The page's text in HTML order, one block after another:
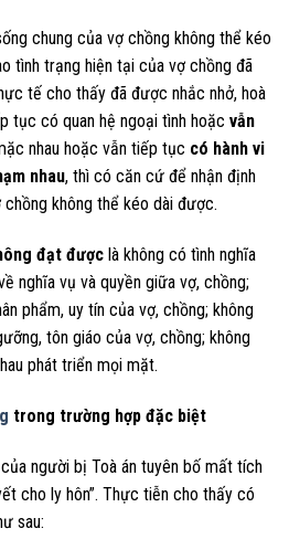
chung của vợ chồng không thể kéo
tình trạng hiện tại của vợ chồng đã
tế cho thấy đã được nhắc nhở, hoà
tục có quan hệ ngoại tình hoặc vẫn
nhau hoặc vẫn tiếp tục có hành vi
nhau, thì có căn cứ để nhận định
không thể kéo dài được.
đạt được là không có tình nghĩa
nghĩa vụ và quyền giữa vợ, chồng;
phẩm, uy tín của vợ, chồng; không
tôn giáo của vợ, chồng; không
phát triển mọi mặt.
trong trường hợp đặc biệt
người bị Toà án tuyên bố mất tích
cho ly hôn”. Thực tiễn cho thấy có
sau: